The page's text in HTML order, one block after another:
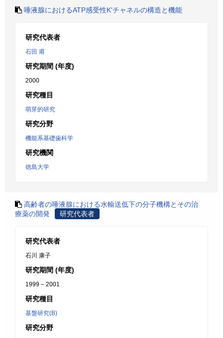
唾液腺におけるATP感受性K'チャネルの構造と機能
研究代表者
石田 甫
研究期間 (年度)
2000
研究種目
萌芽的研究
研究分野
機能系基礎歯科学
研究機関
徳島大学
高齢者の唾液腺における水輸送低下の分子機構とその治
療薬の開発
研究代表者
研究代表者
石川 康子
研究期間 (年度)
1999 – 2001
研究種目
基盤研究(B)
研究分野